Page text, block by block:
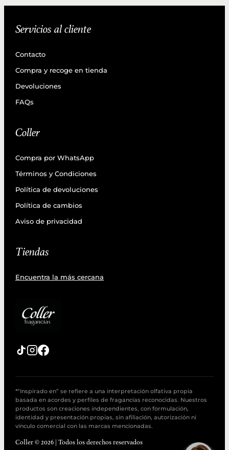
Servicios al cliente
Contacto
Compra y recoge en tienda
Devoluciones
FAQs
Coller
Compra por WhatsApp
Términos y Condiciones
Política de devoluciones
Política de cambios
Aviso de privacidad
Tiendas
Encuentra la más cercana
*“Inspirado en” se refiere a una interpretación olfativa propia
basada en acordes y perfiles de fragancias reconocidas. Nuestros
productos son creaciones independientes, con formulación,
identidad y presentación propias, sin afiliación, autorización ni
vínculo comercial con las marcas mencionadas.
Coller © 2026 | Todos los derechos reservados